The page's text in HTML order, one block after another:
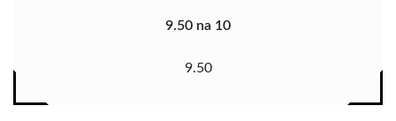
9.50 na 10
9.50